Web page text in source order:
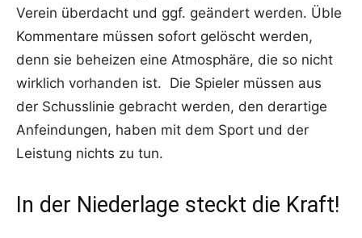
Verein überdacht und ggf. geändert werden. Üble
Kommentare müssen sofort gelöscht werden,
denn sie beheizen eine Atmosphäre, die so nicht
wirklich vorhanden ist. Die Spieler müssen aus
der Schusslinie gebracht werden, den derartige
Anfeindungen, haben mit dem Sport und der
Leistung nichts zu tun.
In der Niederlage steckt die Kraft!